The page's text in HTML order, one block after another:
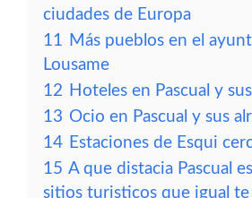
ciudades de Europa
11 Más pueblos en el
Lousame
12 Hoteles en Pascual y
13 Ocio en Pascual y sus
14 Estaciones de Esqui
15 A que distacia Pascual
sitios turisticos que igual